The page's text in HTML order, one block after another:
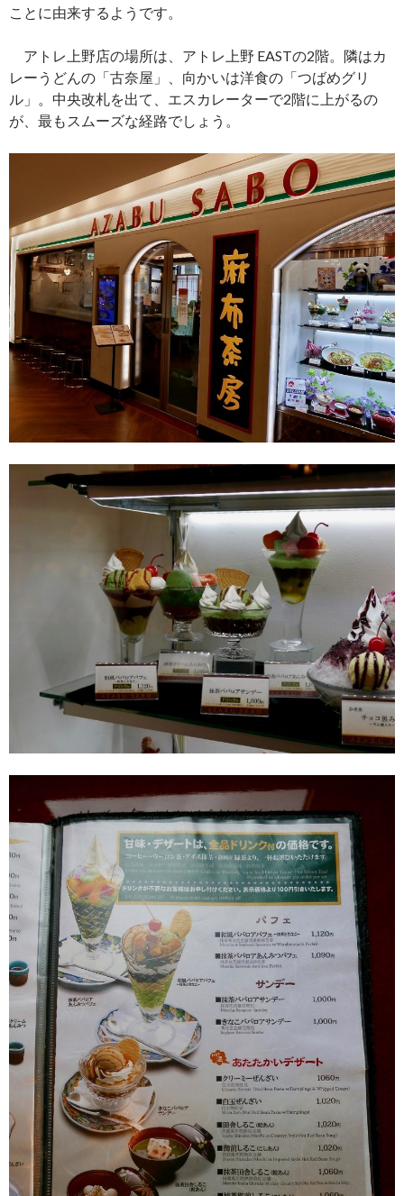
ことに由来するようです。
アトレ上野店の場所は、アトレ上野 EASTの2階。隣はカ
レーうどんの「古奈屋」、向かいは洋食の「つばめグリ
ル」。中央改札を出て、エスカレーターで2階に上がるの
が、最もスムーズな経路でしょう。